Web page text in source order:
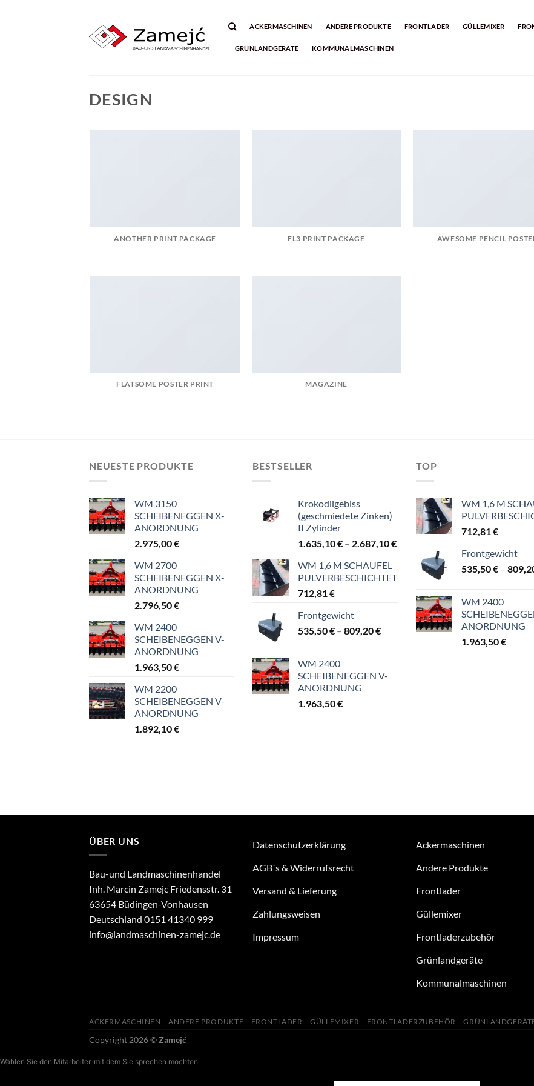
ACKERMASCHINEN ANDERE PRODUKTE FRONTLADER GÜLLEMIXER
GRÜNLANDGERÄTE KOMMUNALMASCHINEN
DESIGN
ANOTHER PRINT PACKAGE FL3 PRINT PACKAGE AWESOME PENCIL
FLATSOME POSTER PRINT MAGAZINE
NEUESTE PRODUKTE
WM 3150
SCHEIBENEGGEN X-
ANORDNUNG
2.975,00€
WM 2700
SCHEIBENEGGEN X-
ANORDNUNG
2.796,50€
WM 2400
SCHEIBENEGGEN V-
ANORDNUNG
1.963,50€
WM 2200
SCHEIBENEGGEN V-
ANORDNUNG
1.892,10€
BESTSELLER
Krokodilgebiss
(geschmiedete Zinken)
II Zylinder
1.635,10€ – 2.687,10€Preisspanne:
1.635,10 €
2.687,10 €
WM 1,6 M SCHAUFEL
PULVERBESCHICHTET
712,81 €
Frontgewicht
535,50€ – 809,20€Preisspanne:
WM 2400
SCHEIBENEGGEN V-
ANORDNUNG
1.963,50€
TOP
WM 1,6 M
712,81 €
Frontgewicht
535,50€ –
WM 2400
ANORDNUNG
1.963,50€
ÜBER UNS
Bau-und Landmaschinenhandel
Inh. Marcin Zamejc Friedensstr. 31
63654 Büdingen-Vonhausen
Deutschland 0151 41340 999
info@landmaschinen-zamejc.de
Datenschutzerklärung
AGB´s & Widerrufsrecht
Versand & Lieferung
Zahlungsweisen
Impressum
Ackermaschinen
Andere Produkte
Frontlader
Güllemixer
Frontladerzubehör
Grünlandgeräte
Kommunalmaschinen
ACKERMASCHINEN ANDERE PRODUKTE FRONTLADER GÜLLEMIXER FRONTLADERZUBEHÖR
Copyright 2026 ©Zamejć
Wählen Sie den Mitarbeiter, mit dem Sie sprechen möchten